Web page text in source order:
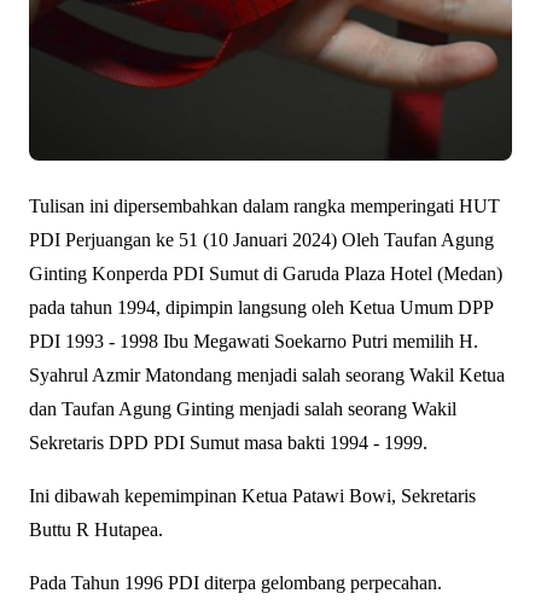
Tulisan ini dipersembahkan dalam rangka memperingati HUT
PDI Perjuangan ke 51 (10 Januari 2024) Oleh Taufan Agung
Ginting Konperda PDI Sumut di Garuda Plaza Hotel (Medan)
pada tahun 1994, dipimpin langsung oleh Ketua Umum DPP
PDI 1993 - 1998 Ibu Megawati Soekarno Putri memilih H.
Syahrul Azmir Matondang menjadi salah seorang Wakil Ketua
dan Taufan Agung Ginting menjadi salah seorang Wakil
Sekretaris DPD PDI Sumut masa bakti 1994 - 1999.
Ini dibawah kepemimpinan Ketua Patawi Bowi, Sekretaris
Buttu R Hutapea.
Pada Tahun 1996 PDI diterpa gelombang perpecahan.